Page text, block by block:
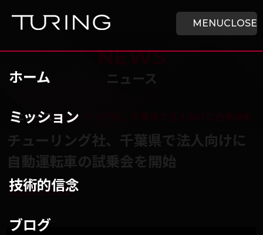
MENUCLOSE
ホーム
ミッション
技術的信念
ブログ
チューリング株式会社
/ニュース /チューリング社、千葉県で法人向けに自動運転
NEWS
ニュース
チューリング社、千葉県で法人向けに
自動運転車の試乗会を開始
2022.10.31